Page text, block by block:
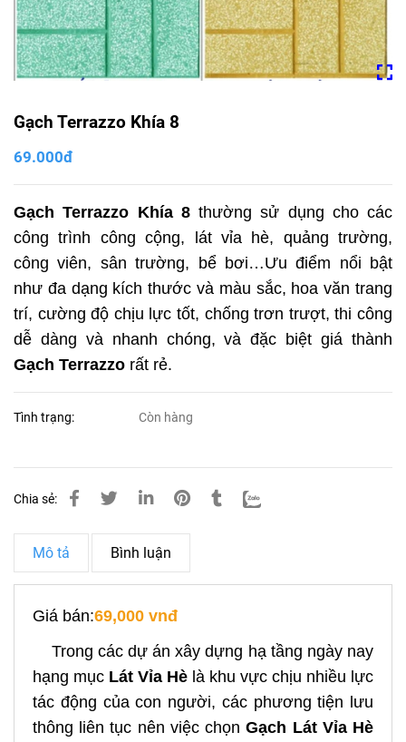
Gạch Terrazzo Khía 8
69.000đ
Gạch Terrazzo Khía 8thường sử dụng cho các
công trình công cộng, lát vỉa hè, quảng trường,
công viên, sân trường, bể bơi…Ưu điểm nổi bật
như đa dạng kích thước và màu sắc, hoa văn trang
trí, cường độ chịu lực tốt, chống trơn trượt, thi công
dễ dàng và nhanh chóng, và đặc biệt giá thành
Gạch Terrazzo rất rẻ.
Tình trạng: Còn hàng
Chia sẻ:
Mô tả Bình luận
Giá bán:69,000 vnđ
Trong các dự án xây dựng hạ tầng ngày nay
hạng mục Lát Vỉa Hè là khu vực chịu nhiều lực
tác động của con người, các phương tiện lưu
thông liên tục nên việc chọnGạch Lát Vỉa Hè